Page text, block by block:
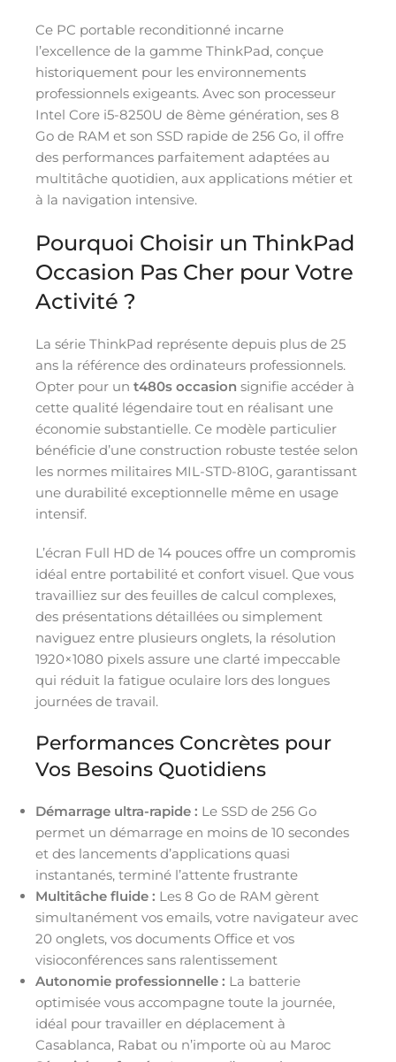
Ce PC portable reconditionné incarne
l’excellence de la gamme ThinkPad, conçue
historiquement pour les environnements
professionnels exigeants. Avec son processeur
Intel Core i5-8250U de 8ème génération, ses 8
Go de RAM et son SSD rapide de 256 Go, il offre
des performances parfaitement adaptées au
multitâche quotidien, aux applications métier et
à la navigation intensive.
Pourquoi Choisir un ThinkPad
Occasion Pas Cher pour Votre
Activité ?
La série ThinkPad représente depuis plus de 25
ans la référence des ordinateurs professionnels.
Opter pour un t480s occasion signifie accéder à
cette qualité légendaire tout en réalisant une
économie substantielle. Ce modèle particulier
bénéficie d’une construction robuste testée selon
les normes militaires MIL-STD-810G, garantissant
une durabilité exceptionnelle même en usage
intensif.
L’écran Full HD de 14 pouces offre un compromis
idéal entre portabilité et confort visuel. Que vous
travailliez sur des feuilles de calcul complexes,
des présentations détaillées ou simplement
naviguez entre plusieurs onglets, la résolution
1920×1080 pixels assure une clarté impeccable
qui réduit la fatigue oculaire lors des longues
journées de travail.
Performances Concrètes pour
Vos Besoins Quotidiens
Démarrage ultra-rapide : Le SSD de 256 Go
permet un démarrage en moins de 10 secondes
et des lancements d’applications quasi
instantanés, terminé l’attente frustrante
Multitâche fluide : Les 8 Go de RAM gèrent
simultanément vos emails, votre navigateur avec
20 onglets, vos documents Office et vos
visioconférences sans ralentissement
Autonomie professionnelle : La batterie
optimisée vous accompagne toute la journée,
idéal pour travailler en déplacement à
Casablanca, Rabat ou n’importe où au Maroc